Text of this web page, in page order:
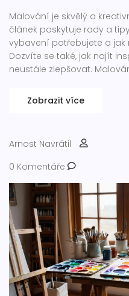
Malování je skvělý a
článek poskytuje rady a
vybavení potřebujete a jak
Dozvíte se také, jak najít
neustále zlepšovat.
Zobrazit více
Arnost Navrátil
0 Komentáře